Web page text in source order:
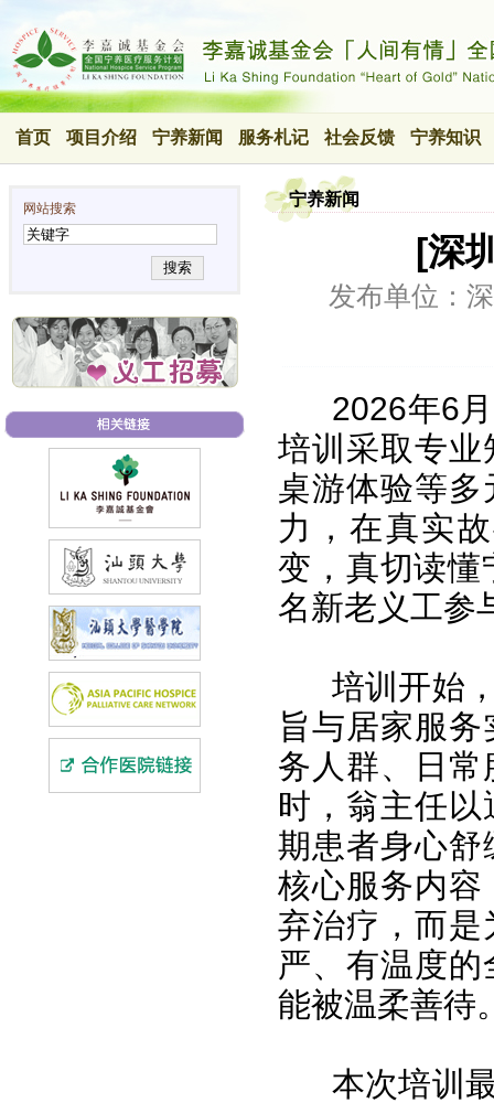
首页 项目介绍 宁养新闻 服务札记 社会反馈 宁养知识
网站搜索
搜索
宁养新闻
[深
发布单位：
2026年6
培训采取专
桌游体验等
力，在真实
变，真切读懂
名新老义工参
培训开始
旨与居家服
务人群、日
时，翁主任
期患者身心
核心服务内
弃治疗，而
严、有温度
能被温柔善待
本次培训